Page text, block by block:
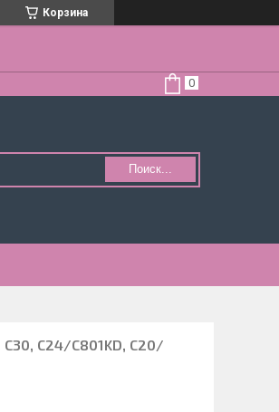
Корзина
Поиск...
С30, С24/С801KD, С20/